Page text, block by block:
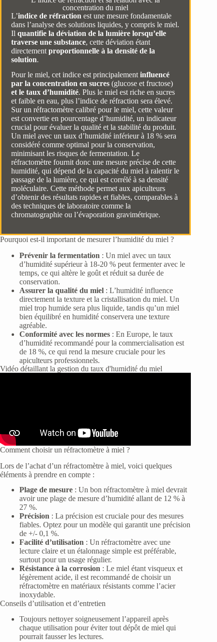
concentration du miel
L’indice de réfraction est une mesure fondamentale
dans l’analyse des solutions liquides, y compris le miel.
Il quantifie la déviation de la lumière lorsqu’elle
traverse une substance, cette déviation étant
directementproportionnelle à la densité de la
solution.
Pour le miel, cet indice est principalement influencé
par la concentration en sucres (glucose et fructose)
et le taux d’humidité. Plus le miel est riche en sucres
et faible en eau, plus l’indice de réfraction sera élevé.
Sur un réfractomètre calibré pour le miel, cette valeur
est convertie en pourcentage d’humidité, un indicateur
crucial pour évaluer la qualité et la stabilité du produit.
Un miel avec un taux d’humidité inférieur à 18 % sera
considéré comme optimal pour la conservation,
minimisant les risques de fermentation. Le
réfractomètre fournit donc une mesure précise de cette
humidité, qui dépend de la capacité du miel à ralentir le
passage de la lumière, ce qui est corrélé à sa densité
moléculaire. Cette méthode permet aux apiculteurs
d’obtenir des résultats rapides et fiables, comparables à
des techniques de laboratoire comme la
chromatographie ou l’évaporation gravimétrique.
Pourquoi est-il important de mesurer l’humidité du miel ?
Prévenir la fermentation : Un miel avec un taux
d’humidité supérieur à 18-20 % peut fermenter avec le
temps, ce qui altère le goût et réduit sa durée de
conservation.
Assurer la qualité du miel : L’humidité influence
directement la texture et la cristallisation du miel. Un
miel trop humide sera plus liquide, tandis qu’un miel
bien équilibré en humidité conservera une texture
agréable.
Conformité avec les normes : En Europe, le taux
d’humidité recommandé pour la commercialisation est
de 18 %, ce qui rend la mesure cruciale pour les
apiculteurs professionnels.
Vidéo détaillant la gestion du taux d'humidité du miel
Comment choisir un réfractomètre à miel ?
Lors de l’achat d’un réfractomètre à miel, voici quelques
éléments à prendre en compte :
Plage de mesure : Un bon réfractomètre à miel devrait
avoir une plage de mesure d’humidité allant de 12 % à
27 %.
Précision : La précision est cruciale pour des mesures
fiables. Optez pour un modèle qui garantit une précision
de +/- 0,1 %.
Facilité d’utilisation : Un réfractomètre avec une
lecture claire et un étalonnage simple est préférable,
surtout pour un usage régulier.
Résistance à la corrosion : Le miel étant visqueux et
légèrement acide, il est recommandé de choisir un
réfractomètre en matériaux résistants comme l’acier
inoxydable.
Conseils d’utilisation et d’entretien
Toujours nettoyer soigneusement l’appareil après
chaque utilisation pour éviter tout dépôt de miel qui
pourrait fausser les lectures.